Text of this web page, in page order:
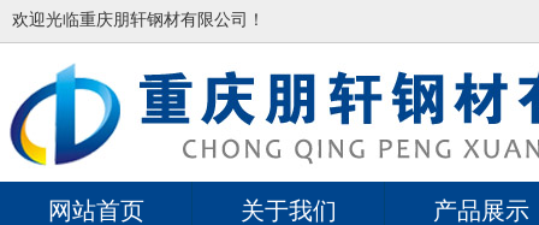
欢迎光临重庆朋轩钢材有限公司！
网站首页 关于我们 产品展示